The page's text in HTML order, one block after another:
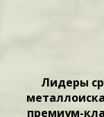
Лидеры
премиум-